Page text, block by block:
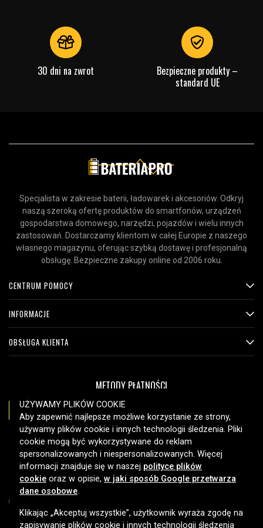
30 dni na zwrot
Bezpieczne produkty –
standard UE
Specjalista w zakresie baterii, ładowarek i akcesoriów. Odkryj
naszą szeroką ofertę produktów do smartfonów, urządzeń
gospodarstwa domowego, narzędzi, pojazdów i wielu innych
zastosowań. Dostarczamy klientom w całej Europie z naszego
własnego magazynu, oferując szybką dostawę i profesjonalną
obsługę. Bezpieczne zakupy online od 2006 roku.
CENTRUM POMOCY
INFORMACJE
OBSŁUGA KLIENTA
METODY PŁATNOŚCI
OPCJE DOSTAWY
UŻYWAMY PLIKÓW COOKIE
Aby zapewnić najlepsze możliwe korzystanie ze strony,
używamy plików cookie i innych technologii śledzenia. Pliki
cookie mogą być wykorzystywane do reklam
spersonalizowanych i niespersonalizowanych. Więcej
informacji znajduje się w naszej polityce plików
cookie oraz w opisie, w jaki sposób Google przetwarza
dane osobowe.
Klikając „Akceptuj wszystkie”, użytkownik wyraża zgodę na
zapisywanie plików cookie i innych technologii śledzenia